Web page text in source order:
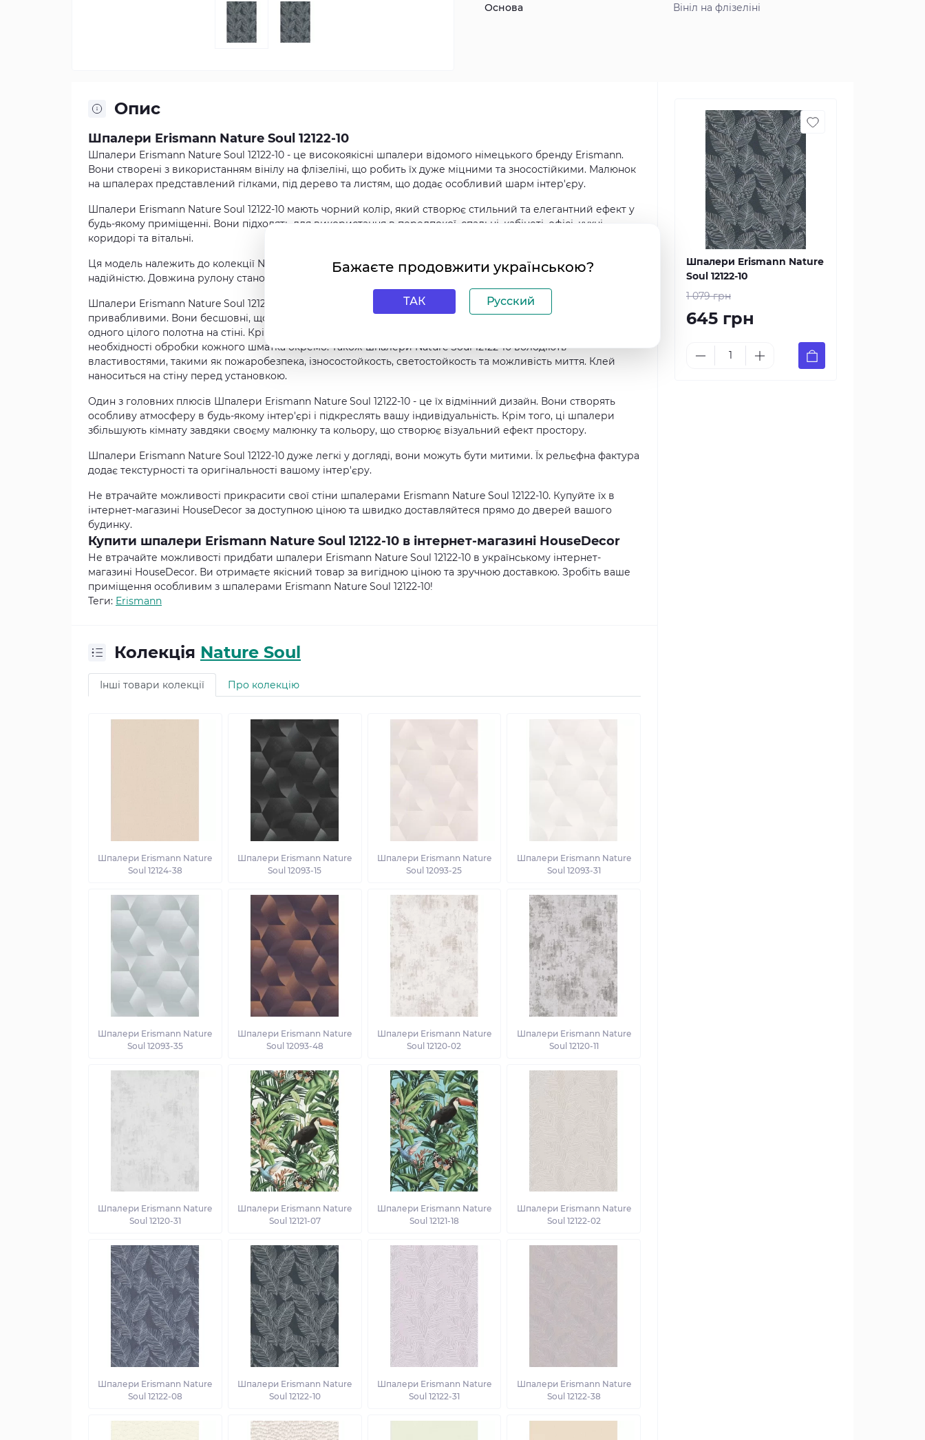
Основа Вініл на флізеліні
Опис
Шпалери Erismann Nature Soul 12122-10
Шпалери Erismann Nature Soul 12122-10 - це високоякісні шпалери відомого німецького бренду Erismann.
Вони створені з використанням вінілу на флізеліні, що робить їх дуже міцними та зносостійкими. Малюнок
на шпалерах представлений гілками, під дерево та листям, що додає особливий шарм інтер'єру.
Шпалери Erismann Nature Soul 12122-10 мають чорний колір, який створює стильний та елегантний ефект у
будь-якому приміщенні. Вони підходять для використання в передпокої, спальні, кабінеті, офісі, кухні,
коридорі та вітальні.
Ця модель належить до колекції Nature Soul і виробляється в Німеччині - країні, відомій своєю якістю та
надійністю. Довжина рулону становить 10.05 метрів, а ширина - 106 сантиметрів.
Шпалери Erismann Nature Soul 12122-10 мають декілька особливостей, які роблять їх ще більш
привабливими. Вони бесшовні, що забезпечує гармонійне з'єднання шпалер між собою і створює ефект
одного цілого полотна на стіні. Крім того, ця модель метрова, що дозволяє легко покрити поверхню без
необхідності обробки кожного шматка окремо. Також шпалери Nature Soul 12122-10 володіють
властивостями, такими як пожаробезпека, ізносостойкость, светостойкость та можливість миття. Клей
наноситься на стіну перед установкою.
Один з головних плюсів Шпалери Erismann Nature Soul 12122-10 - це їх відмінний дизайн. Вони створять
особливу атмосферу в будь-якому інтер'єрі і підкреслять вашу індивідуальність. Крім того, ці шпалери
збільшують кімнату завдяки своєму малюнку та кольору, що створює візуальний ефект простору.
Шпалери Erismann Nature Soul 12122-10 дуже легкі у догляді, вони можуть бути митими. Їх рельєфна фактура
додає текстурності та оригінальності вашому інтер'єру.
Не втрачайте можливості прикрасити свої стіни шпалерами Erismann Nature Soul 12122-10. Купуйте їх в
інтернет-магазині HouseDecor за доступною ціною та швидко доставляйтеся прямо до дверей вашого
будинку.
Купити шпалери Erismann Nature Soul 12122-10 в інтернет-магазині HouseDecor
Не втрачайте можливості придбати шпалери Erismann Nature Soul 12122-10 в українському інтернет-
магазині HouseDecor. Ви отримаєте якісний товар за вигідною ціною та зручною доставкою. Зробіть ваше
приміщення особливим з шпалерами Erismann Nature Soul 12122-10!
Теги: Erismann
Колекція Nature Soul
Інші товари колекції Про колекцію
Шпалери Erismann Nature
Soul 12124-38
Шпалери Erismann Nature
Soul 12093-15
Шпалери Erismann Nature
Soul 12093-25
Шпалери Erismann Nature
Soul 12093-31
Шпалери Erismann Nature
Soul 12093-35
Шпалери Erismann Nature
Soul 12093-48
Шпалери Erismann Nature
Soul 12120-02
Шпалери Erismann Nature
Soul 12120-11
Шпалери Erismann Nature
Soul 12120-31
Шпалери Erismann Nature
Soul 12121-07
Шпалери Erismann Nature
Soul 12121-18
Шпалери Erismann Nature
Soul 12122-02
Шпалери Erismann Nature
Soul 12122-08
Шпалери Erismann Nature
Soul 12122-10
Шпалери Erismann Nature
Soul 12122-31
Шпалери Erismann Nature
Soul 12122-38
Шпалери Erismann Nature
Soul 12122-10
1 079 грн
645 грн
Бажаєте продовжити українською?
ТАК Русский